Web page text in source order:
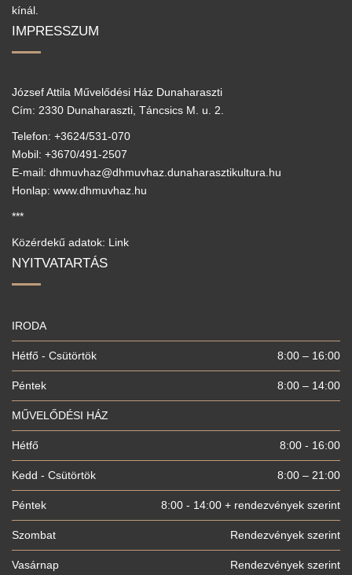
kínál.
IMPRESSZUM
József Attila Művelődési Ház Dunaharaszti
Cím: 2330 Dunaharaszti, Táncsics M. u. 2.
Telefon: +3624/531-070
Mobil: +3670/491-2507
E-mail: dhmuvhaz@dhmuvhaz.dunaharasztikultura.hu
Honlap: www.dhmuvhaz.hu
***
Közérdekű adatok: Link
NYITVATARTÁS
IRODA
Hétfő - Csütörtök 8:00 – 16:00
Péntek 8:00 – 14:00
MŰVELŐDÉSI HÁZ
Hétfő 8:00 - 16:00
Kedd - Csütörtök 8:00 – 21:00
Péntek 8:00 - 14:00 + rendezvények szerint
Szombat Rendezvények szerint
Vasárnap Rendezvények szerint